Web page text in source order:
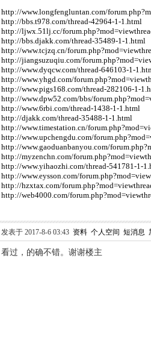
http://www.longfengluntan.com/
http://bbs.t978.com/thread-42964-1-1.html
http://ljwx.51lj.cc/
http://bbs.djakk.com/thread-35489-1-1.html
http://www.tcjzq.cn/
http://jiangsuzuqiu.com/
http://www.dyqcw.com/thread-646103-1-
http://www.yhgd.com/
http://www.pigs168.com/thread-282106-1-
http://www.dpw52.com/bbs/
http://www.6rbi.com/thread-1438-1-1.html
http://djakk.com/thread-35488-1-1.html
http://www.timestation.cn/
http://www.upchengdu.com/
http://www.gaoduanbanyou.com/
http://myzenchn.com/
http://www.yihaozhi.com/thread-541781-1-
http://www.eysson.com/
http://hzxtax.com/
http://web4000.com/
发表于 2017-8-6 03:43 资料 个人空间 短消息
看过，的确不错。谢谢楼主